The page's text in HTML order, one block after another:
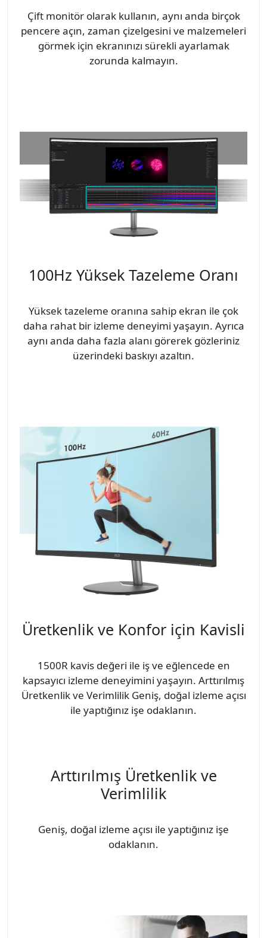
Çift monitör olarak kullanın, aynı anda birçok
pencere açın, zaman çizelgesini ve malzemeleri
görmek için ekranınızı sürekli ayarlamak
zorunda kalmayın.
100Hz Yüksek Tazeleme Oranı
Yüksek tazeleme oranına sahip ekran ile çok
daha rahat bir izleme deneyimi yaşayın. Ayrıca
aynı anda daha fazla alanı görerek gözleriniz
üzerindeki baskıyı azaltın.
Üretkenlik ve Konfor için Kavisli
1500R kavis değeri ile iş ve eğlencede en
kapsayıcı izleme deneyimini yaşayın. Arttırılmış
Üretkenlik ve Verimlilik Geniş, doğal izleme açısı
ile yaptığınız işe odaklanın.
Arttırılmış Üretkenlik ve
Verimlilik
Geniş, doğal izleme açısı ile yaptığınız işe
odaklanın.